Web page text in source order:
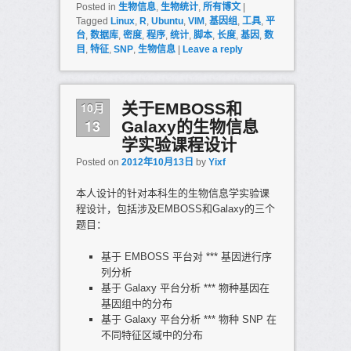
Posted in 生物信息, 生物统计, 所有博文 |
Tagged Linux, R Ubuntu, VIM, 基因组 工具, 平
台, 数据库, 密度, 程序, 统计, 脚本, 长度, 基因 数
目
特征, SNP, 生物信息 | Leave a reply
10月
13
关于EMBOSS和
Galaxy的生物信息
学实验课程设计
Posted on 2012年10月13日 by Yixf
本人设计的针对本科生的生物信息学实验课
程设计，包括涉及EMBOSS和Galaxy的三个
题目：
基于 EMBOSS 平台对 *** 基因进行序
列分析
基于 Galaxy 平台分析 *** 物种基因在
基因组中的分布
基于 Galaxy 平台分析 *** 物种 SNP 在
不同特征区域中的分布